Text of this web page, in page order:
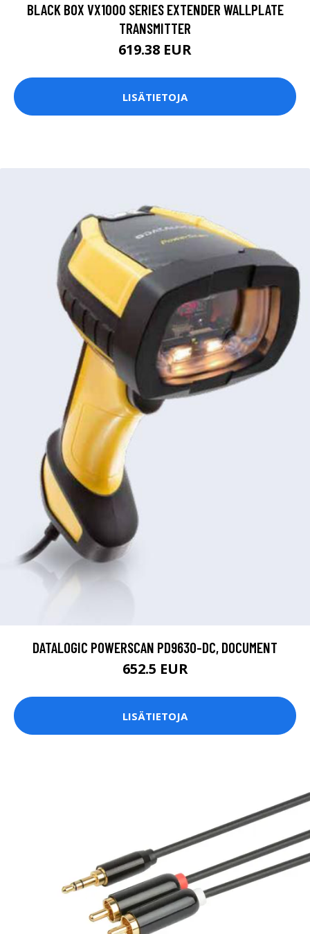
BLACK BOX VX1000 SERIES EXTENDER WALLPLATE
TRANSMITTER
619.38 EUR
LISÄTIETOJA
DATALOGIC POWERSCAN PD9630-DC, DOCUMENT
652.5 EUR
LISÄTIETOJA